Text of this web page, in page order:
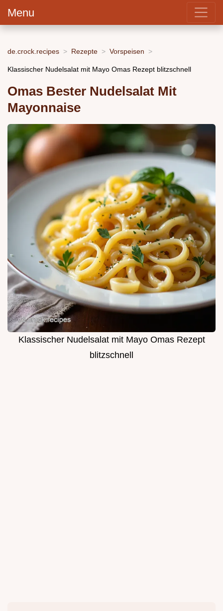
Menu
de.crock.recipes Rezepte Vorspeisen
Klassischer Nudelsalat mit Mayo Omas Rezept blitzschnell
Omas Bester Nudelsalat Mit
Mayonnaise
Klassischer Nudelsalat mit Mayo Omas Rezept
blitzschnell